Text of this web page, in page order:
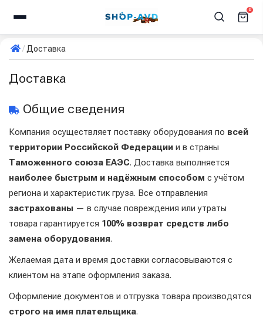
0
Доставка
Доставка
Общие сведения
Компания осуществляет поставку оборудования по всей
территории Российской Федерации и в страны
Таможенного союза ЕАЭС. Доставка выполняется
наиболее быстрым и надёжным способом с учётом
региона и характеристик груза. Все отправления
застрахованы — в случае повреждения или утраты
товара гарантируется 100% возврат средств либо
замена оборудования.
Желаемая дата и время доставки согласовываются с
клиентом на этапе оформления заказа.
Оформление документов и отгрузка товара производятся
строго на имя плательщика.